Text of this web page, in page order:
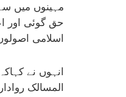
مہینوں میں
حق گوئی اور
اسلامی
انہوں نے
المسالک